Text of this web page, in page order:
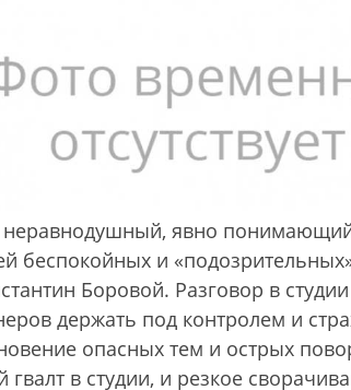
явно
беспокойных и
Боровой. Разговор в
держать под контролем и
опасных тем и острых
в студии, и резкое